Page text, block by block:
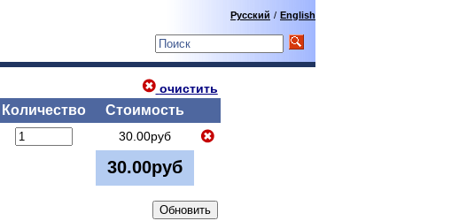
Русский / English
очистить
Количество Стоимость
30.00руб
30.00руб